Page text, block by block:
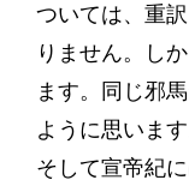
ついては、重
りません。し
ます。同じ邪
ように思います
そして宣帝紀